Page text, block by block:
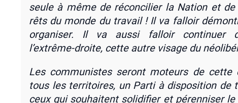
seule à même de récon­ci­lier la Nation et
rêts du monde du tra­vail ! Il va fal­loir
orga­ni­ser. Il va aus­si fal­loir conti­nuer
l’extrême-droite, cette autre visage du
Les com­mu­nistes seront moteurs de cette
tous les ter­ri­toires, un Par­ti à dis­po­si­tion de
ceux qui sou­haitent soli­di­fier et péren­ni­ser le